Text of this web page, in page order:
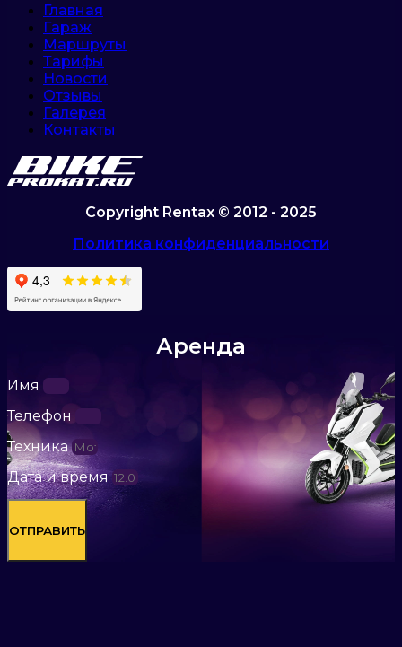
Главная
Гараж
Маршруты
Тарифы
Новости
Отзывы
Галерея
Контакты
Copyright Rentax © 2012 - 2025
Политика конфиденциальности
Аренда
Имя
Телефон
Техника
Дата и время
ОТПРАВИТЬ